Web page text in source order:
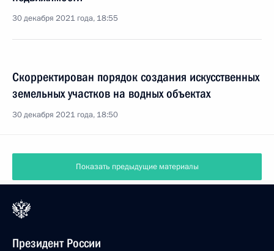
30 декабря 2021 года, 18:55
Скорректирован порядок создания искусственных
земельных участков на водных объектах
30 декабря 2021 года, 18:50
Показать предыдущие материалы
Президент России